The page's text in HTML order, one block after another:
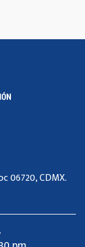
06720, CDMX.